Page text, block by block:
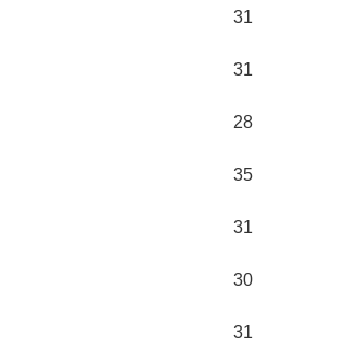
31
31
28
35
31
30
31